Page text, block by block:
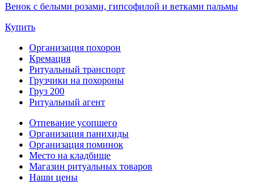
Венок с белыми розами, гипсофилой и ветками пальмы
Купить
Организация похорон
Кремация
Ритуальный транспорт
Грузчики на похороны
Груз 200
Ритуальный агент
Отпевание усопшего
Организация панихиды
Организация поминок
Место на кладбище
Магазин ритуальных товаров
Наши цены